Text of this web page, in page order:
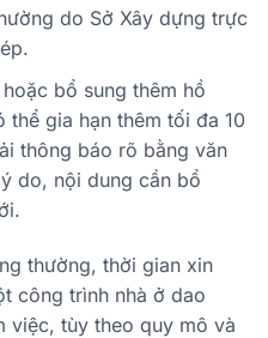
do Sở Xây dựng trực
bổ sung thêm hồ
gia hạn thêm tối đa 10
thông báo rõ bằng văn
do, nội dung cần bổ
thường, thời gian xin
công trình nhà ở dao
việc, tùy theo quy mô và